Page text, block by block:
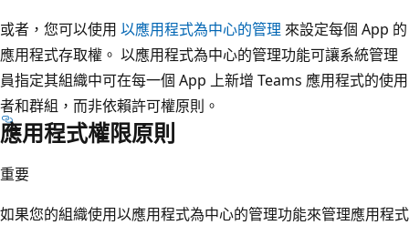
或者，您可以使用 以應用程式為中心的管理 來設定每個 App 的
應用程式存取權。 以應用程式為中心的管理功能可讓系統管理
員指定其組織中可在每一個 App 上新增 Teams 應用程式的使用
者和群組，而非依賴許可權原則。
應用程式權限原則
重要
如果您的組織使用以應用程式為中心的管理功能來管理應用程式